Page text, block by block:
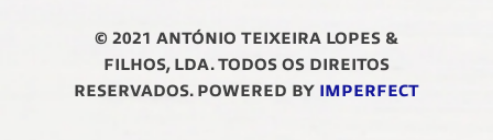
© 2021 ANTÓNIO TEIXEIRA LOPES &
FILHOS, LDA. TODOS OS DIREITOS
RESERVADOS. POWERED BY IMPERFECT